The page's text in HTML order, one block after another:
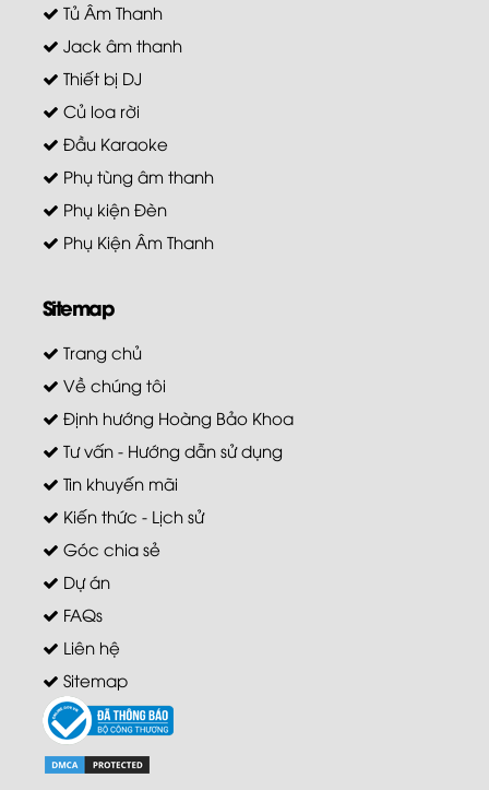
Tủ Âm Thanh
Jack âm thanh
Thiết bị DJ
Củ loa rời
Đầu Karaoke
Phụ tùng âm thanh
Phụ kiện Đèn
Phụ Kiện Âm Thanh
Sitemap
Trang chủ
Về chúng tôi
Định hướng Hoàng Bảo Khoa
Tư vấn - Hướng dẫn sử dụng
Tin khuyến mãi
Kiến thức - Lịch sử
Góc chia sẻ
Dự án
FAQs
Liên hệ
Sitemap